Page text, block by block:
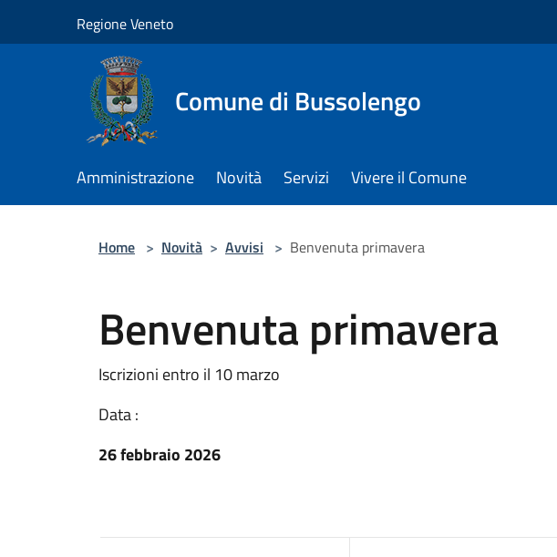
Regione Veneto
Comune di Bussolengo
Amministrazione Novità Servizi Vivere il Comune
Home > Novità > Avvisi > Benvenuta primavera
Benvenuta primavera
Iscrizioni entro il 10 marzo
Data :
26 febbraio 2026